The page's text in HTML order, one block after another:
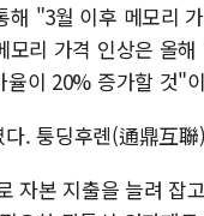
"3월 이후 메모리
모리 가격 인상은 올
이 20% 증가할 것"
. 퉁딩후롄(通鼎互
자본 지출을 늘려 잡